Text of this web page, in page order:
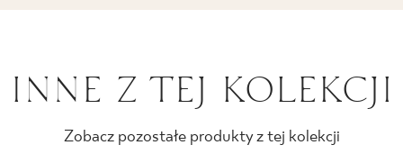
INNE Z TEJ KOLEKCJI
Zobacz pozostałe produkty z tej kolekcji